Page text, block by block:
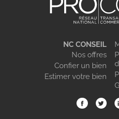
NC CONSEIL
Nos offres
Confier un bien
Estimer votre bien